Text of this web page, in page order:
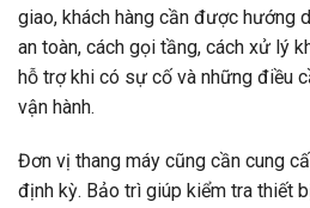
giao, khách hàng cần được hướng
an toàn, cách gọi tầng, cách xử lý
hỗ trợ khi có sự cố và những điều
vận hành.
Đơn vị thang máy cũng cần cung
định kỳ. Bảo trì giúp kiểm tra thiết